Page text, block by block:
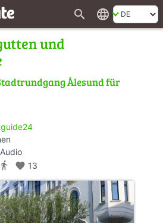
search language
und
Ålesund für
directions_walk favorite 13